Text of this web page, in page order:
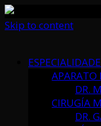
Skip to content
APARATO
DR.
CIRUGÍA
DR.